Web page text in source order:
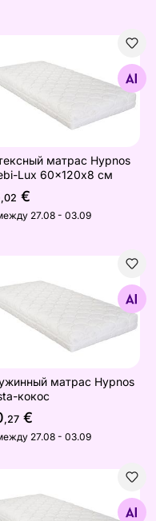
матрас
Найдите похожие
матрас Hypnos
Lux 60x120х8 см
,02 €
27.08 - 03.09
на матрасматрас
Найдите похожие
матрас Hypnos
кокос
,27 €
27.08 - 03.09
матрас
Найдите похожие